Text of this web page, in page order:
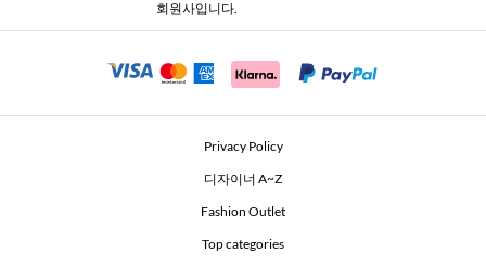
Beauty Seekers VIP Club
Security Communication
회원사입니다.
Privacy Policy
디자이너 A~Z
Fashion Outlet
Top categories